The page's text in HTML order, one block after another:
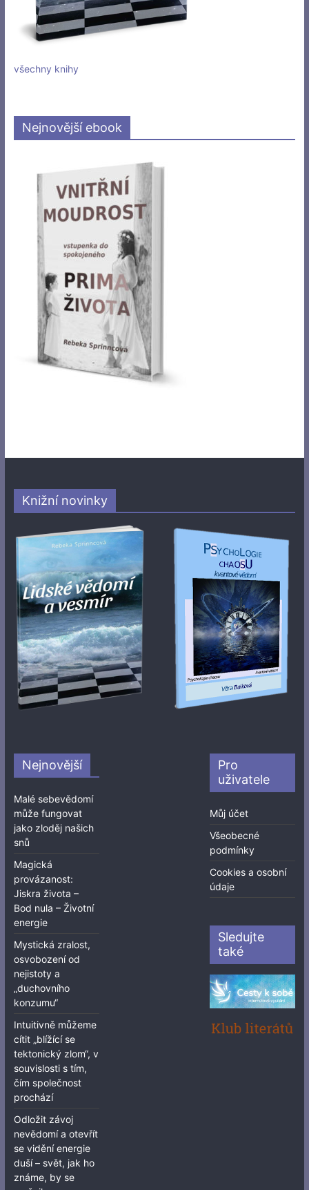
všechny knihy
Nejnovější ebook
Knižní novinky
Nejnovější
Malé sebevědomí
může fungovat
jako zloděj našich
snů
Magická
provázanost:
Jiskra života –
Bod nula – Životní
energie
Mystická zralost,
osvobození od
nejistoty a
„duchovního
konzumu“
Intuitivně můžeme
cítit „blížící se
tektonický zlom“, v
souvislosti s tím,
čím společnost
prochází
Odložit závoj
nevědomí a otevřít
se vidění energie
duší – svět, jak ho
známe, by se
Pro
uživatele
Můj účet
Všeobecné
podmínky
Cookies a osobní
údaje
Sledujte
také